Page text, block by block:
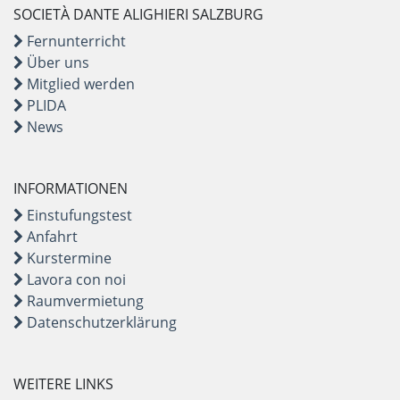
SOCIETÀ DANTE ALIGHIERI SALZBURG
Fernunterricht
Über uns
Mitglied werden
PLIDA
News
INFORMATIONEN
Einstufungstest
Anfahrt
Kurstermine
Lavora con noi
Raumvermietung
Datenschutzerklärung
WEITERE LINKS